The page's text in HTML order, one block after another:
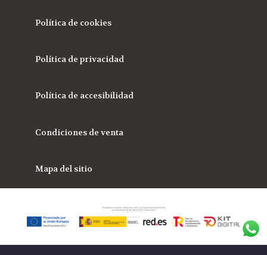
Política de cookies
Política de privacidad
Política de accesibilidad
Condiciones de venta
Mapa del sitio